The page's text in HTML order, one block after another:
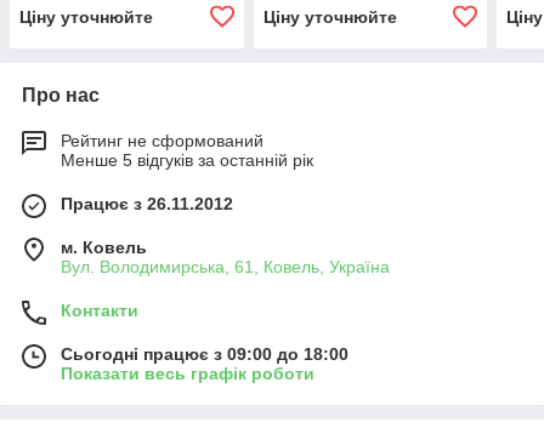
Ціну уточнюйте Ціну уточнюйте
Про нас
Рейтинг не сформований
Менше 5 відгуків за останній рік
Працює з 26.11.2012
м. Ковель
Вул. Володимирська, 61, Ковель, Україна
Контакти
Сьогодні працює з 09:00 до 18:00
Показати весь графік роботи